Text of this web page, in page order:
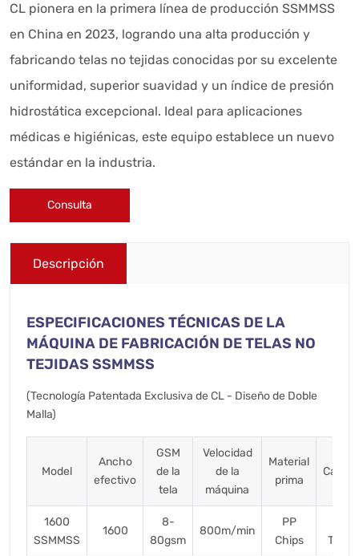
CL pionera en la primera línea de producción SSMMSS
en China en 2023, logrando una alta producción y
fabricando telas no tejidas conocidas por su excelente
uniformidad, superior suavidad y un índice de presión
hidrostática excepcional. Ideal para aplicaciones
médicas e higiénicas, este equipo establece un nuevo
estándar en la industria.
Consulta
Descripción
ESPECIFICACIONES TÉCNICAS DE LA
MÁQUINA DE FABRICACIÓN DE TELAS NO
TEJIDAS SSMMSS
(Tecnología Patentada Exclusiva de CL - Diseño de Doble
Malla)
Model
Ancho
efectivo
GSM
de la
tela
Velocidad
de la
máquina
Material
prima
1600
SSMMSS
1600
8-
80gsm
800m/min
PP
Chips
Ton/